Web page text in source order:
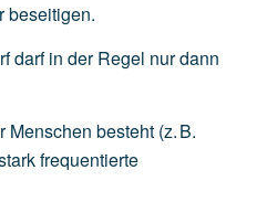
beseitigen.
darf in der Regel nur dann
Menschen besteht (z.B.
frequentierte